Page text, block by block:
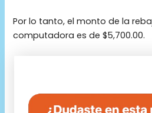
Por lo tanto, el monto de la
computadora es de $5,700.00.